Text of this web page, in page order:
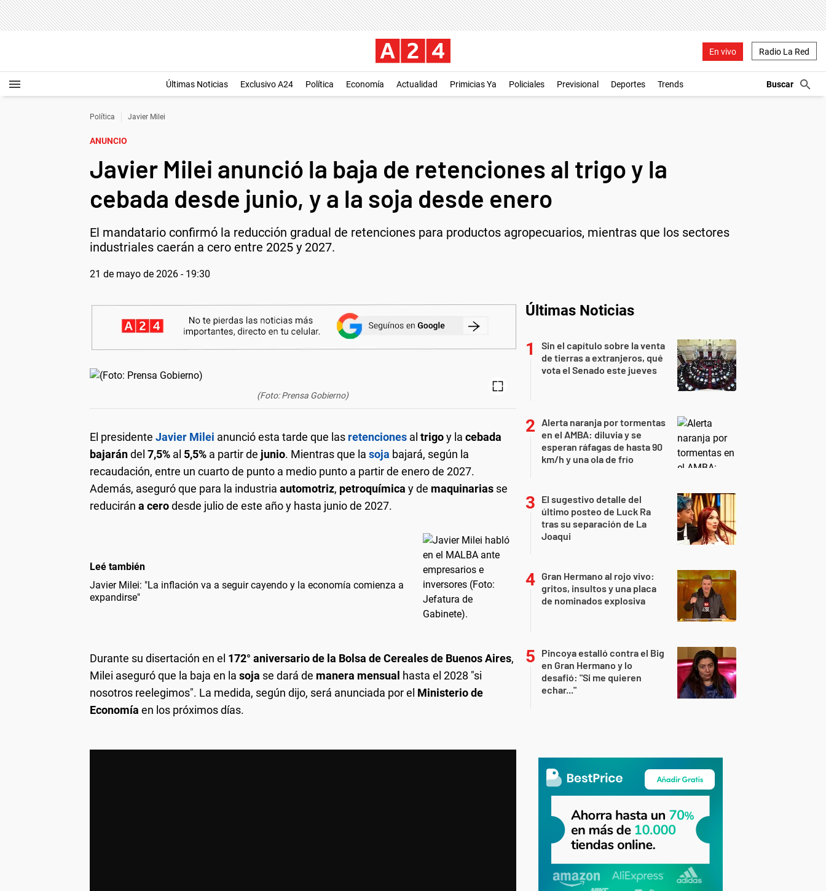
En vivo Radio La Red
Últimas Noticias Exclusivo A24 Política Economía Actualidad Primicias Ya Policiales Previsional Deportes Trends
Política Javier Milei
ANUNCIO
Javier Milei anunció la baja de retenciones al trigo y la
cebada desde junio, y a la soja desde enero
El mandatario confirmó la reducción gradual de retenciones para productos agropecuarios, mientras que los sectores
industriales caerán a cero entre 2025 y 2027.
21 de mayo de 2026 - 19:30
(Foto: Prensa Gobierno)
El presidente Javier Milei anunció esta tarde que las retenciones al trigoy la cebada
bajarándel 7,5% al 5,5% a partir de junio. Mientras que la soja bajará, según la
recaudación, entre un cuarto de punto a medio punto a partir de enero de 2027.
Además, aseguró que para la industria automotriz, petroquímica y de maquinarias se
reducirán a cerodesde julio de este año y hasta junio de 2027.
Leé también
Javier Milei: "La inflación va a seguir cayendo y la economía comienza a
expandirse"
Durante su disertación en el 172° aniversario de la Bolsa de Cereales de Buenos Aires,
Milei aseguró que la baja en la soja se dará de manera mensual hasta el 2028 "si
nosotros reelegimos". La medida, según dijo, será anunciada por el Ministeriode
Economía en los próximos días.
Últimas Noticias
Sin el capítulo sobre la venta
de tierras a extranjeros, qué
vota el Senado este jueves
Alerta naranja por tormentas
en el AMBA: diluvia y se
esperan ráfagas de hasta 90
km/h y una ola de frío
El sugestivo detalle del
último posteo de Luck Ra
tras su separación de La
Joaqui
Gran Hermano al rojo vivo:
gritos, insultos y una placa
de nominados explosiva
Pincoya estalló contra el Big
en Gran Hermano y lo
desafió: "Si me quieren
echar..."